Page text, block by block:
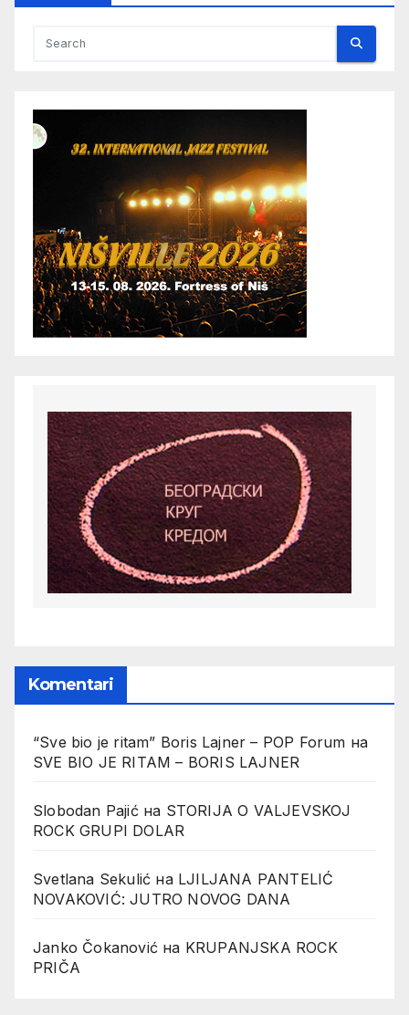
Komentari
“Sve bio je ritam” Boris Lajner – POP Forum на
SVE BIO JE RITAM – BORIS LAJNER
Slobodan Pajićна STORIJA O VALJEVSKOJ
ROCK GRUPI DOLAR
Svetlana Sekulić на LJILJANA PANTELIĆ
NOVAKOVIĆ: JUTRO NOVOG DANA
Janko Čokanović на KRUPANJSKA ROCK
PRIČA